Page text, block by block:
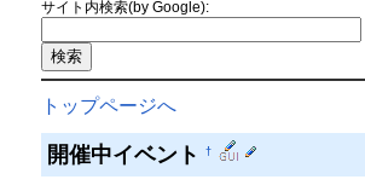
サイト内検索(by Google):
トップページへ
開催中イベント†